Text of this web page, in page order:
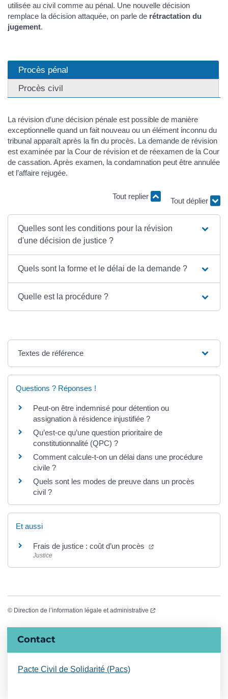
utilisée au civil comme au pénal. Une nouvelle décision
remplace la décision attaquée, on parle de rétractation du
jugement.
Procès pénal
Procès civil
La révision d’une décision pénale est possible de manière
exceptionnelle quand un fait nouveau ou un élément inconnu du
tribunal apparaît après la fin du procès. La demande de révision
est examinée par la Cour de révision et de réexamen de la Cour
de cassation. Après examen, la condamnation peut être annulée
et l’affaire rejugée.
Tout replier
Tout déplier
Quelles sont les conditions pour la révision
d'une décision de justice ?
Quels sont la forme et le délai de la demande ?
Quelle est la procédure ?
Textes de référence
Questions ? Réponses !
Peut-on être indemnisé pour détention ou
assignation à résidence injustifiée ?
Qu’est-ce qu’une question prioritaire de
constitutionnalité (QPC) ?
Comment calcule-t-on un délai dans une procédure
civile ?
Quels sont les modes de preuve dans un procès
civil ?
Et aussi
Frais de justice : coût d’un procès (ouverture dans un
Justice
© Direction de l’information légale et administrative (ouverture dans un
Informations complémentaires
Contact
Pacte Civil de Solidarité (Pacs)